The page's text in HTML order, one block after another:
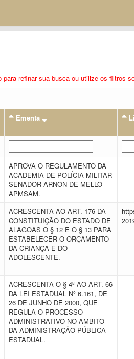
refinar sua busca ou utilize os filtros
Ementa
APROVA O REGULAMENTO DA
ACADEMIA DE POLÍCIA MILITAR
SENADOR ARNON DE MELLO -
APMSAM.
ACRESCENTA AO ART. 176 DA
CONSTITUIÇÃO DO ESTADO DE
ALAGOAS O § 12 E O § 13 PARA
ESTABELECER O ORÇAMENTO
DA CRIANÇA E DO
ADOLESCENTE.
ACRESCENTA O § 4º AO ART. 66
DA LEI ESTADUAL Nº 6.161, DE
26 DE JUNHO DE 2000, QUE
REGULA O PROCESSO
ADMINISTRATIVO NO ÂMBITO
DA ADMINISTRAÇÃO PÚBLICA
ESTADUAL.